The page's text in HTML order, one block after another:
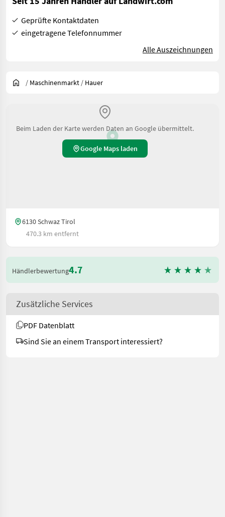
Geprüfte Kontaktdaten
eingetragene Telefonnummer
Alle Auszeichnungen
/ Maschinenmarkt / Hauer
Beim Laden der Karte werden Daten an Google übermittelt.
Google Maps laden
6130 Schwaz Tirol
470.3 km entfernt
Händlerbewertung4.7
Zusätzliche Services
PDF Datenblatt
Sind Sie an einem Transport interessiert?